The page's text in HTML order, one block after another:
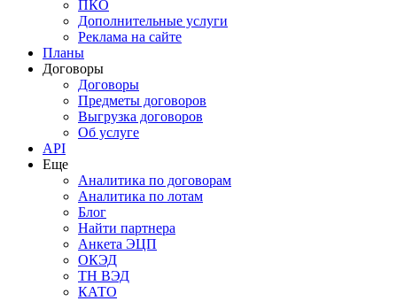
ПКО
Дополнительные услуги
Реклама на сайте
Планы
Договоры
Договоры
Предметы договоров
Выгрузка договоров
Об услуге
API
Еще
Аналитика по договорам
Аналитика по лотам
Блог
Найти партнера
Анкета ЭЦП
ОКЭД
ТН ВЭД
КАТО